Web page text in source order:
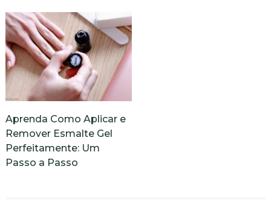
Aprenda Como Aplicar e
Remover Esmalte Gel
Perfeitamente: Um
Passo a Passo